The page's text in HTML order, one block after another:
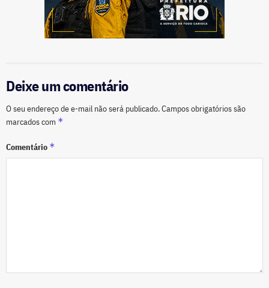
Deixe um comentário
O seu endereço de e-mail não será publicado.Campos obrigatórios são
marcados com *
Comentário *